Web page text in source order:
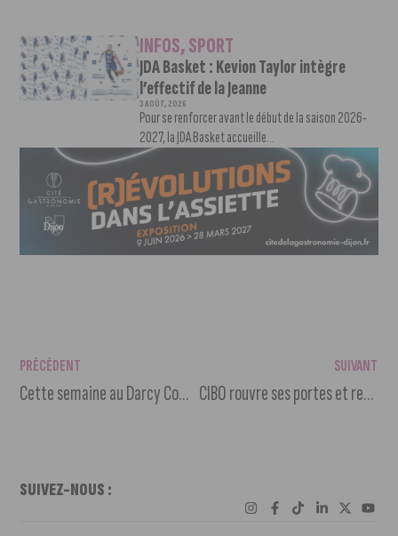
INFOS,SPORT
JDA Basket : Kevion Taylor intègre
l’effectif de la Jeanne
3 AOÛT, 2026
Pour se renforcer avant le début de la saison 2026-
2027, la JDA Basket accueille...
PRÉCÉDENT
Cette semaine au Darcy Comédie
SUIVANT
CIBO rouvre ses portes et redéfinit les contours de la haute gastronomie
SUIVEZ-NOUS :